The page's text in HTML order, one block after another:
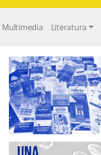
Multimedia Literatura